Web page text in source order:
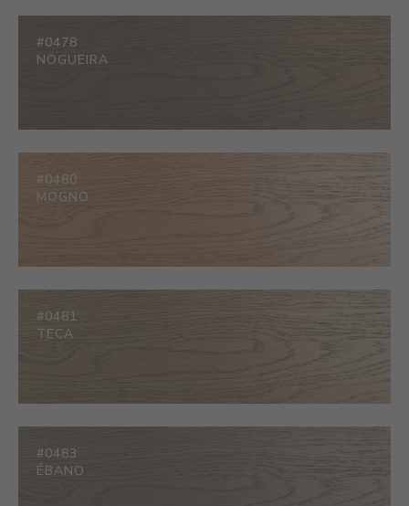
#0478
NOGUEIRA
#0480
MOGNO
#0481
TECA
#0483
ÉBANO